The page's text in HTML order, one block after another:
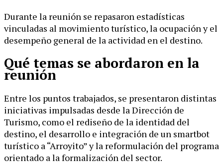
Durante la reunión se repasaron estadísticas
vinculadas al movimiento turístico, la ocupación y el
desempeño general de la actividad en el destino.
Qué temas se abordaron en la
reunión
Entre los puntos trabajados, se presentaron distintas
iniciativas impulsadas desde la Dirección de
Turismo, como el rediseño de la identidad del
destino, el desarrollo e integración de un smartbot
turístico a “Arroyito” y la reformulación del programa
orientado a la formalización del sector.